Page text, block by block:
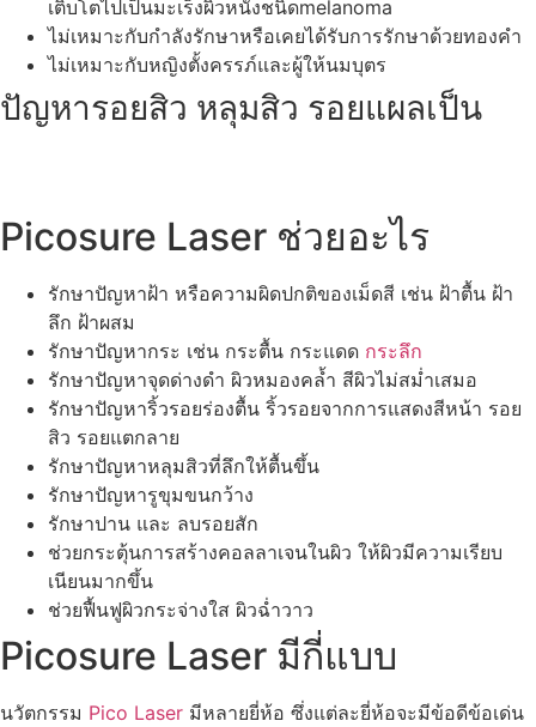
เติบโตไปเป็นมะเร็งผิวหนังชนิดmelanoma
ไม่เหมาะกับกำลังรักษาหรือเคยได้รับการรักษาด้วยทองคำ
ไม่เหมาะกับหญิงตั้งครรภ์และผู้ให้นมบุตร
ปัญหารอยสิว หลุมสิว รอยแผลเป็น
Picosure Laser ช่วยอะไร
รักษาปัญหาฝ้า หรือความผิดปกติของเม็ดสี เช่น ฝ้าตื้น ฝ้า
ลึก ฝ้าผสม
รักษาปัญหากระ เช่น กระตื้น กระแดด กระลึก
รักษาปัญหาจุดด่างดำ ผิวหมองคล้ำ สีผิวไม่สม่ำเสมอ
รักษาปัญหาริ้วรอยร่องตื้น ริ้วรอยจากการแสดงสีหน้า รอย
สิว รอยแตกลาย
รักษาปัญหาหลุมสิวที่ลึกให้ตื้นขึ้น
รักษาปัญหารูขุมขนกว้าง
รักษาปาน และ ลบรอยสัก
ช่วยกระตุ้นการสร้างคอลลาเจนในผิว ให้ผิวมีความเรียบ
เนียนมากขึ้น
ช่วยฟื้นฟูผิวกระจ่างใส ผิวฉ่ำวาว
Picosure Laser มีกี่แบบ
นวัตกรรม Pico Laser มีหลายยี่ห้อ ซึ่งแต่ละยี่ห้อจะมีข้อดีข้อเด่น